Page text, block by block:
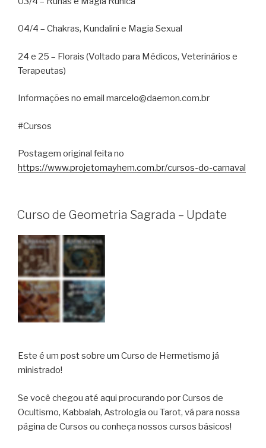
04/4 – Chakras, Kundalini e Magia Sexual
24 e 25 – Florais (Voltado para Médicos, Veterinários e
Terapeutas)
Informações no email marcelo@daemon.com.br
#Cursos
Postagem original feita no
https://www.projetomayhem.com.br/cursos-do-carnaval
Curso de Geometria Sagrada – Update
Este é um post sobre um Curso de Hermetismo já
ministrado!
Se você chegou até aqui procurando por Cursos de
Ocultismo, Kabbalah, Astrologia ou Tarot, vá para nossa
página de Cursos ou conheça nossos cursos básicos!